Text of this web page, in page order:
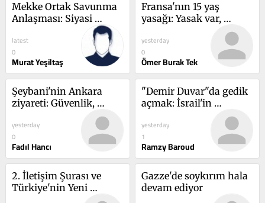
Mekke Ortak Savunma
Anlaşması: Siyasi
dayanışma mı, askeri
ittifak mı?
latest
0
Murat Yeşiltaş
Fransa'nın 15 yaş
yasağı: Yasak var,
doğrulama usulü yok
yesterday
0
Ömer Burak Tek
Şeybani'nin Ankara
ziyareti: Güvenlik,
ekonomi ve bölgesel
işbirliği
yesterday
0
Fadıl Hancı
"Demir Duvar"da gedik
açmak: İsrail'in
güvenlik doktrini nasıl
sarsıldı?
yesterday
1
Ramzy Baroud
2. İletişim Şurası ve
Türkiye'nin Yeni
Gazze'de soykırım hala
devam ediyor